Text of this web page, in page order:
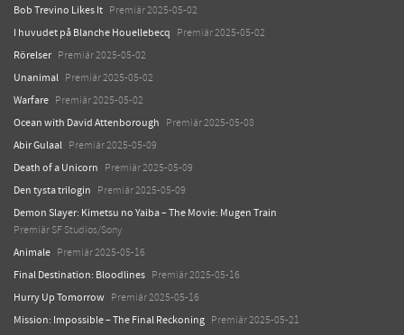
Bob Trevino Likes It Premiär 2025-05-02
I huvudet på Blanche Houellebecq Premiär 2025-05-02
Rörelser Premiär 2025-05-02
Unanimal Premiär 2025-05-02
Warfare Premiär 2025-05-02
Ocean with David Attenborough Premiär 2025-05-08
Abir Gulaal Premiär 2025-05-09
Death of a Unicorn Premiär 2025-05-09
Den tysta trilogin Premiär 2025-05-09
Demon Slayer: Kimetsu no Yaiba – The Movie: Mugen Train
Premiär SF Studios/Sony
Animale Premiär 2025-05-16
Final Destination: Bloodlines Premiär 2025-05-16
Hurry Up Tomorrow Premiär 2025-05-16
Mission: Impossible – The Final Reckoning Premiär 2025-05-21